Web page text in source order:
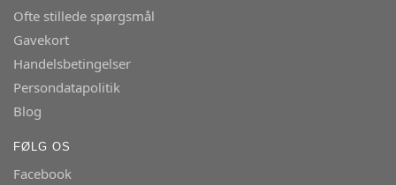
Ofte stillede spørgsmål
Gavekort
Handelsbetingelser
Persondatapolitik
Blog
FØLG OS
Facebook